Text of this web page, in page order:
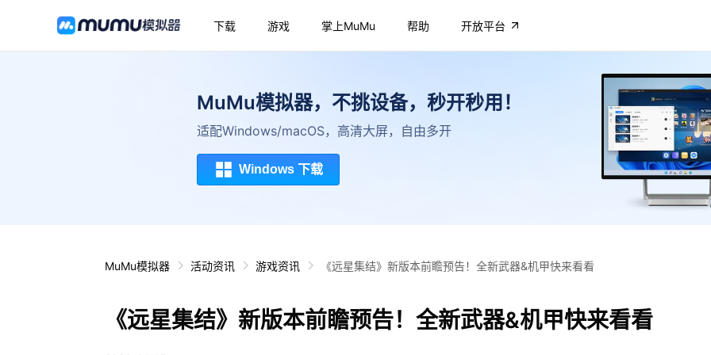
下载 游戏 掌上MuMu 帮助 开放平台
MuMu模拟器，不挑设备，秒开秒用！
适配Windows/macOS，高清大屏，自由多开
Windows 下载
MuMu模拟器 活动资讯 游戏资讯 《远星集结》新版本前瞻预告！全新武器&机甲快来看看
《远星集结》新版本前瞻预告！全新武器&机甲快来看看